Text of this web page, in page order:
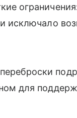
исключало
для